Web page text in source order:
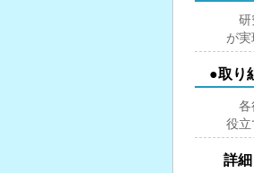
研
が実
●取り
各
役立
詳細